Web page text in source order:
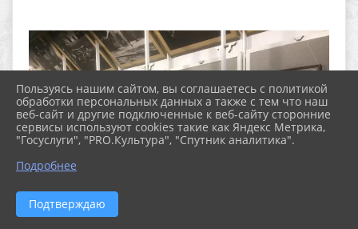
Пользуясь нашим сайтом, вы соглашаетесь с политикой
обработки персональных данных а также с тем что наш
веб-сайт и другие подключенные к веб-сайту сторонние
сервисы используют cookies такие как Яндекс Метрика,
"Госуслуги", "PRO.Культура", "Спутник аналитика".
Подробнее
Подтверждаю